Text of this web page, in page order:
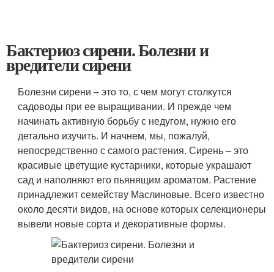
Бактериоз сирени. Болезни и
вредители сирени
Болезни сирени – это то, с чем могут столкутся
садоводы при ее выращивании. И прежде чем
начинать активную борьбу с недугом, нужно его
детально изучить. И начнем, мы, пожалуй,
непосредственно с самого растения. Сирень – это
красивые цветущие кустарники, которые украшают
сад и наполняют его пьянящим ароматом. Растение
принадлежит семейству Маслиновые. Всего известно
около десяти видов, на основе которых селекционеры
вывели новые сорта и декоративные формы.